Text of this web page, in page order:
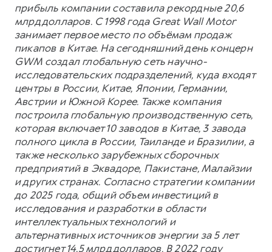
прибыль компании составила рекордные 20,6
млрд долларов. С 1998 года Great Wall Motor
занимает первое место по объёмам продаж
пикапов в Китае. На сегодняшний день концерн
GWM создал глобальную сеть научно-
исследовательских подразделений, куда входят
центры в России, Китае, Японии, Германии,
Австрии и Южной Корее. Также компания
построила глобальную производственную сеть,
которая включает 10 заводов в Китае, 3 завода
полного цикла в России, Таиланде и Бразилии, а
также несколько зарубежных сборочных
предприятий в Эквадоре, Пакистане, Малайзии
и других странах. Согласно стратегии компании
до 2025 года, общий объем инвестиций в
исследования и разработки в области
интеллектуальных технологий и
альтернативных источников энергии за 5 лет
достигнет 14,5 млрд долларов. В 2022 году